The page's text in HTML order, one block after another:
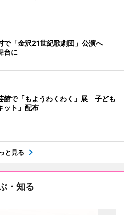
で「金沢21世紀歌劇団」公演へ
台に
館で「もようわくわく」展 子ども
ット」配布
と見る
・知る